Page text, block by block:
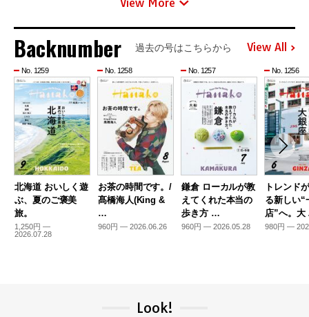
Backnumber 過去の号はこちらから View All
No. 1259
北海道 おいしく遊
ぶ、夏のご褒美
旅。
1,250円 —
2026.07.28
No. 1258
お茶の時間です。/
髙橋海人(King &
…
960円 — 2026.06.26
No. 1257
鎌倉 ローカルが教
えてくれた本当の
歩き方 …
960円 — 2026.05.28
No. 1256
トレンド
る新しい“
店”へ。
980円 —
Look!